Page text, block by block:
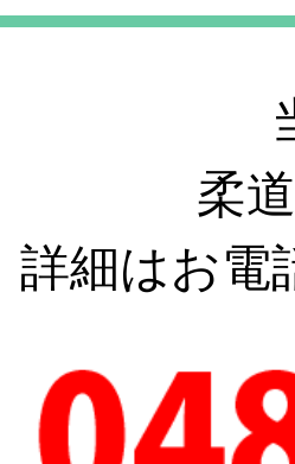
柔
詳細はお電